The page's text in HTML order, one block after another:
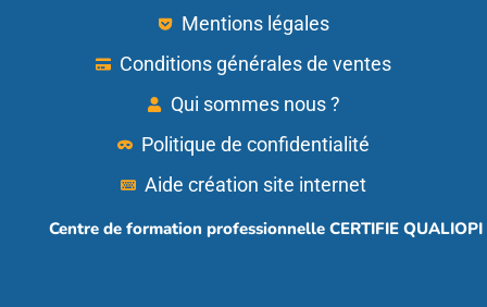
Mentions légales
Conditions générales de ventes
Qui sommes nous ?
Politique de confidentialité
Aide création site internet
Centre de formation professionnelle CERTIFIE QUALIOPI